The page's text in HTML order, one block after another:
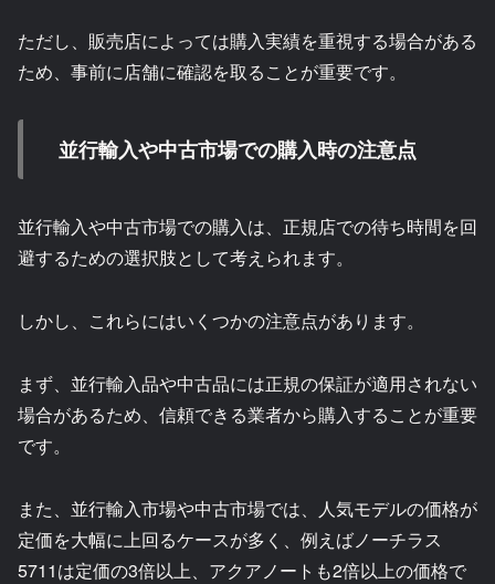
ただし、販売店によっては購入実績を重視する場合がある
ため、事前に店舗に確認を取ることが重要です。
並行輸入や中古市場での購入時の注意点
並行輸入や中古市場での購入は、正規店での待ち時間を回
避するための選択肢として考えられます。
しかし、これらにはいくつかの注意点があります。
まず、並行輸入品や中古品には正規の保証が適用されない
場合があるため、信頼できる業者から購入することが重要
です。
また、並行輸入市場や中古市場では、人気モデルの価格が
定価を大幅に上回るケースが多く、例えばノーチラス
5711は定価の3倍以上、アクアノートも2倍以上の価格で